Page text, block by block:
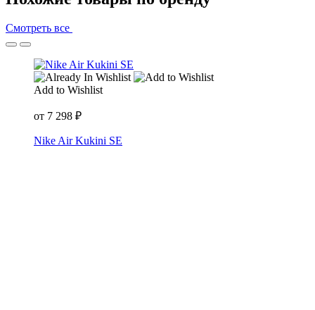
Смотреть все
Add to Wishlist
от 7 298 ₽
Nike Air Kukini SE